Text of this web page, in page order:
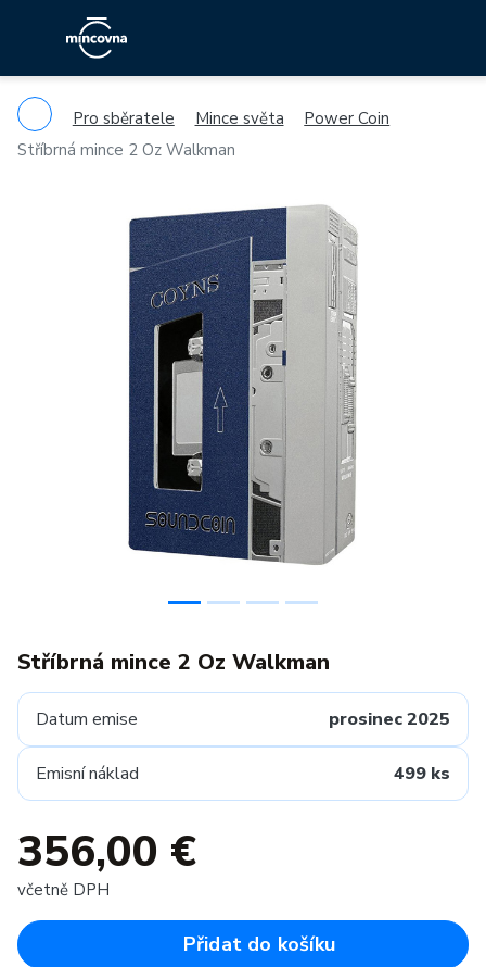
Pro sběratele Mince světa
Power Coin
Stříbrná mince 2 Oz Walkman
Stříbrná mince 2 Oz Walkman
Datum emise prosinec 2025
Emisní náklad 499 ks
356,00 €
včetně DPH
Přidat do košíku